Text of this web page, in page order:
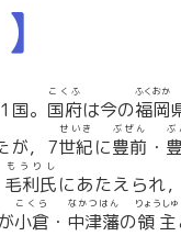
。 国府
こくふ
は今の福岡
ふくおか
が，7世紀
せいき
に豊前
ぶぜん
・
ぶ
毛利氏
もうりし
にあたえられ，
小倉
こくら
・ 中津藩
なかつはん
の領主
りょうしゅ